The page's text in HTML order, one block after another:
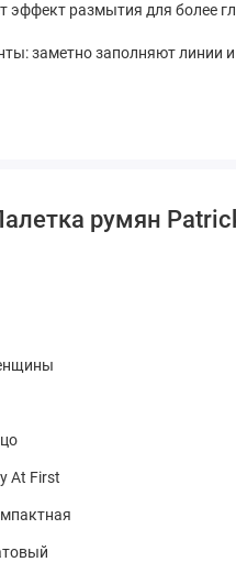
эффект размытия для более
заметно заполняют линии
румян
At First